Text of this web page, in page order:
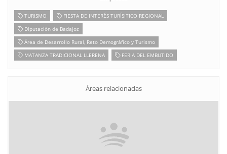
TURISMO
FIESTA DE INTERÉS TURÍSITICO REGIONAL
Diputación de Badajoz
Área de Desarrollo Rural, Reto Demográfico y Turismo
MATANZA TRADICIONAL LLERENA
FERIA DEL EMBUTIDO
Áreas relacionadas